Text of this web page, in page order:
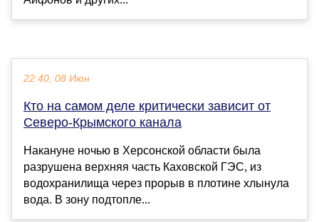
22:40, 08 Июн
Кто на самом деле критически зависит от
Северо-Крымского канала
Накануне ночью в Херсонской области была
разрушена верхняя часть Каховской ГЭС, из
водохранилища через прорыв в плотине хлынула
вода. В зону подтопле...